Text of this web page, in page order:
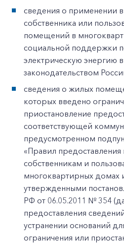
сведения о применении
собственника или
помещений в
социальной поддержки
электрическую энергию в
законодательством
сведения о жилых
которых введено
приостановление
соответствующей
предусмотренном
«Правил предоставления
собственникам и
многоквартирных домах
утвержденными
РФ от 06.05.2011 № 354
предоставления
устранении оснований
ограничения или